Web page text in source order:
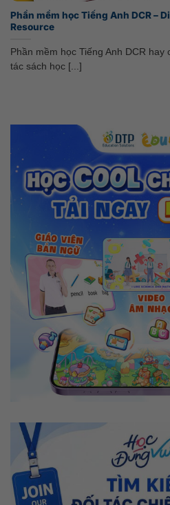
Phần mềm học Tiếng Anh DCR –
Resource
Phần mềm học Tiếng Anh DCR
tác sách học [...]